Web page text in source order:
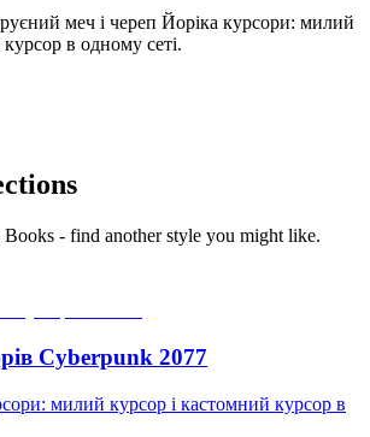
меч і череп Йоріка курсори: милий
в одному сеті.
Books - find another style you might like.
Cyberpunk 2077
милий курсор і кастомний курсор в